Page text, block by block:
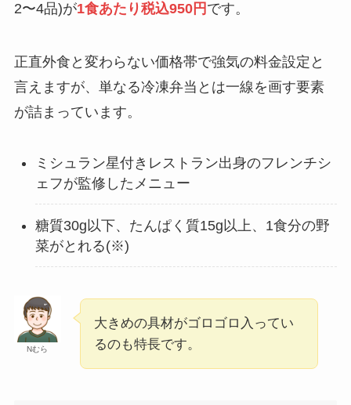
2〜4品)が1食あたり税込950円 です。
正直外食と変わらない価格帯で強気の料金設定と
言えますが、単なる冷凍弁当とは一線を画す要素
が詰まっています。
ミシュラン星付きレストラン出身のフレンチシ
ェフが監修したメニュー
糖質30g以下、たんぱく質15g以上、1食分の野
菜がとれる(※)
Nむら
大きめの具材がゴロゴロ入ってい
るのも特長です。